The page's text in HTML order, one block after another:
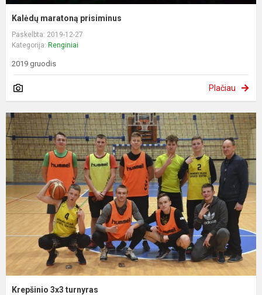
Kalėdų maratoną prisiminus
Paskelbta: 2019-12-27
Kategorija: Renginiai
2019 gruodis
Plačiau
Krepšinio 3x3 turnyras